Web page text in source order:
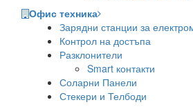
Офис техника
Зарядни станции за
Контрол на достъпа
Разклонители
Smart контакти
Соларни Панели
Стекери и Телбоди